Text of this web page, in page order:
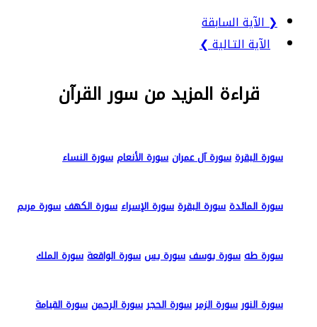
❮ الآية السابقة
الآية التـالية ❯
قراءة المزيد من سور القرآن
سورة البقرة سورة آل عمران سورة الأنعام سورة النساء
سورة المائدة سورة البقرة سورة الإسراء سورة الكهف سورة مريم
سورة طه سورة يوسف سورة يس سورة الواقعة سورة الملك
سورة النور سورة الزمر سورة الحجر سورة الرحمن سورة القيامة